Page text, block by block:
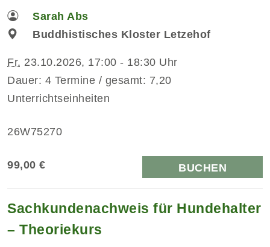
Sarah Abs
Buddhistisches Kloster Letzehof
Fr. 23.10.2026, 17:00 - 18:30 Uhr
Dauer: 4 Termine / gesamt: 7,20
Unterrichtseinheiten
26W75270
99,00 € BUCHEN
Sachkundenachweis für Hundehalter
– Theoriekurs